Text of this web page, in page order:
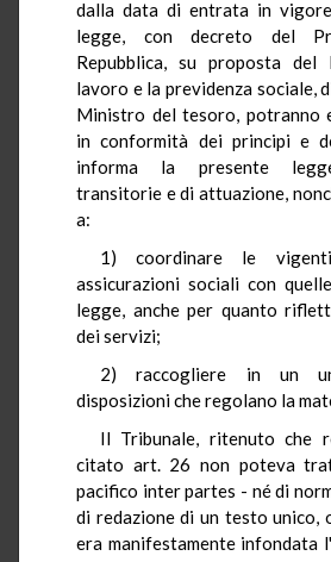
dalla data di entrata in
legge, con decreto del
Repubblica, su proposta
lavoro e la previdenza sociale,
Ministro del tesoro, potranno
in conformità dei principi e
informa la presente
transitorie e di attuazione,
a:
1) coordinare le
assicurazioni sociali con
legge, anche per quanto
dei servizi;
2) raccogliere in un
disposizioni che regolano la
Il Tribunale, ritenuto che
citato art. 26 non poteva
pacifico inter partes - né di
di redazione di un testo unico,
era manifestamente infondata